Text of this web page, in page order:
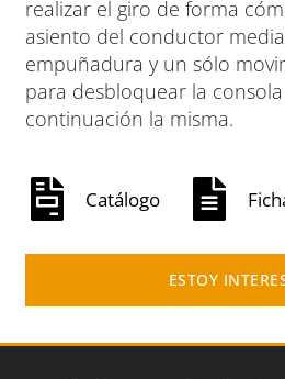
realizar el giro de forma
asiento del conductor
empuñadura y un sólo
para desbloquear la
continuación la misma.
Catálogo
ESTOY